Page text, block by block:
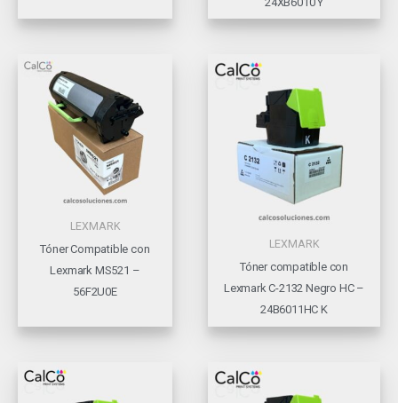
LEXMARK
Tóner Compatible con
Lexmark MS521 –
56F2U0E
LEXMARK
Tóner compatible con
Lexmark C-2132 Negro HC –
24B6011HC K